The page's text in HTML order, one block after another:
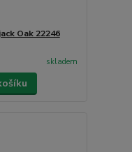
Oak 22246
skladem